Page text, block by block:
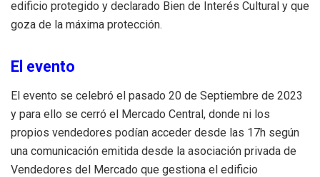
edificio protegido y declarado Bien de Interés Cultural y que
goza de la máxima protección.
El evento
El evento se celebró el pasado 20 de Septiembre de 2023
y para ello se cerró el Mercado Central, donde ni los
propios vendedores podían acceder desde las 17h según
una comunicación emitida desde la asociación privada de
Vendedores del Mercado que gestiona el edificio